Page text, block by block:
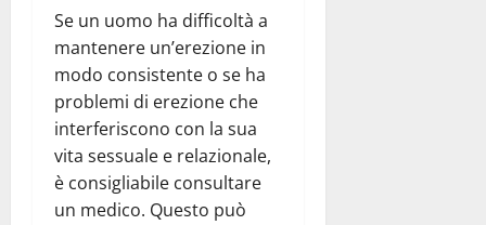
Se un uomo ha difficoltà a
mantenere un’erezione in
modo consistente o se ha
problemi di erezione che
interferiscono con la sua
vita sessuale e relazionale,
è consigliabile consultare
un medico. Questo può